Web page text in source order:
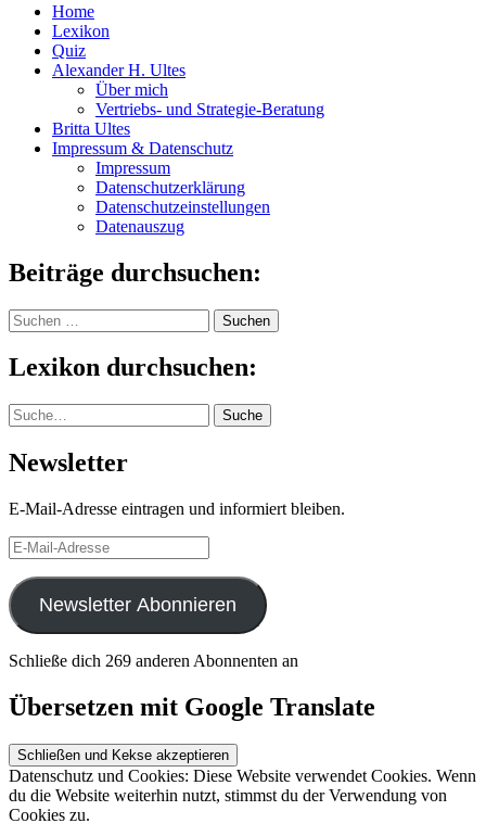
Home
Lexikon
Quiz
Alexander H. Ultes
Über mich
Vertriebs- und Strategie-Beratung
Britta Ultes
Impressum & Datenschutz
Impressum
Datenschutzerklärung
Datenschutzeinstellungen
Datenauszug
Beiträge durchsuchen:
Suchen
nach:
Lexikon durchsuchen:
Suche Suche
Newsletter
E-Mail-Adresse eintragen und informiert bleiben.
E-
Mail-
Adresse
Newsletter Abonnieren
Schließe dich 269 anderen Abonnenten an
Übersetzen mit Google Translate
Datenschutz und Cookies: Diese Website verwendet Cookies. Wenn
du die Website weiterhin nutzt, stimmst du der Verwendung von
Cookies zu.